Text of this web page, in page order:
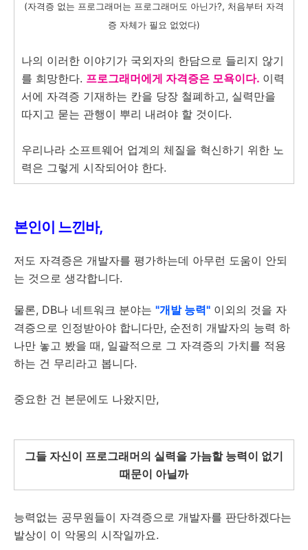
(자격증 없는 프로그래머는 프로그래머도 아닌가?, 처음부터 자격
증 자체가 필요 없었다)
나의 이러한 이야기가 국외자의 한담으로 들리지 않기
를 희망한다. 프로그래머에게 자격증은 모욕이다. 이력
서에 자격증 기재하는 칸을 당장 철폐하고, 실력만을
따지고 묻는 관행이 뿌리 내려야 할 것이다.
우리나라 소프트웨어 업계의 체질을 혁신하기 위한 노
력은 그렇게 시작되어야 한다.
본인이 느낀바,
저도 자격증은 개발자를 평가하는데 아무런 도움이 안되
는 것으로 생각합니다.
물론, DB나 네트워크 분야는 "개발 능력" 이외의 것을 자
격증으로 인정받아야 합니다만, 순전히 개발자의 능력 하
나만 놓고 봤을 때, 일괄적으로 그 자격증의 가치를 적용
하는 건 무리라고 봅니다.
중요한 건 본문에도 나왔지만,
그들 자신이 프로그래머의 실력을 가늠할 능력이 없기
때문이 아닐까
능력없는 공무원들이 자격증으로 개발자를 판단하겠다는
발상이 이 악몽의 시작일까요.